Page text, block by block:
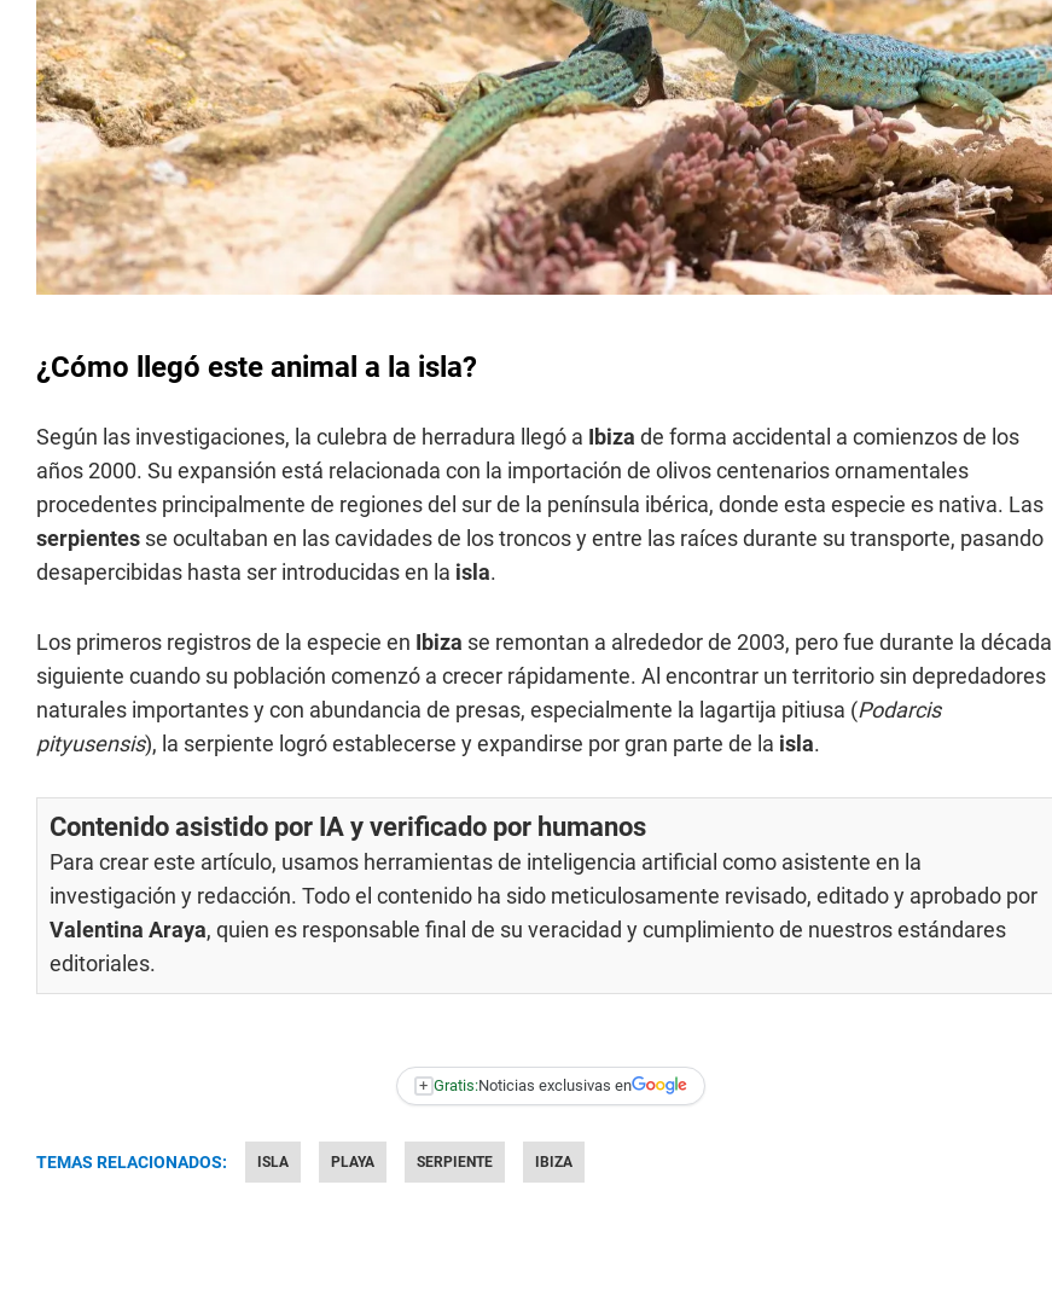
¿Cómo llegó este animal a la isla?
Según las investigaciones, la culebra de herradura llegó a Ibiza de forma accidental a comienzos de los
años 2000. Su expansión está relacionada con la importación de olivos centenarios ornamentales
procedentes principalmente de regiones del sur de la península ibérica, donde esta especie es nativa. Las
serpientes se ocultaban en las cavidades de los troncos y entre las raíces durante su transporte, pasando
desapercibidas hasta ser introducidas en la isla.
Los primeros registros de la especie en Ibiza se remontan a alrededor de 2003, pero fue durante la década
siguiente cuando su población comenzó a crecer rápidamente. Al encontrar un territorio sin depredadores
naturales importantes y con abundancia de presas, especialmente la lagartija pitiusa (Podarcis
pityusensis), la serpiente logró establecerse y expandirse por gran parte de la isla.
Contenido asistido por IA y verificado por humanos
Para crear este artículo, usamos herramientas de inteligencia artificial como asistente en la
investigación y redacción. Todo el contenido ha sido meticulosamente revisado, editado y aprobado por
Valentina Araya, quien es responsable final de su veracidad y cumplimiento de nuestrosestándares
editoriales.
+ Gratis:Noticias exclusivas en
TEMAS RELACIONADOS: ISLA PLAYA SERPIENTE IBIZA